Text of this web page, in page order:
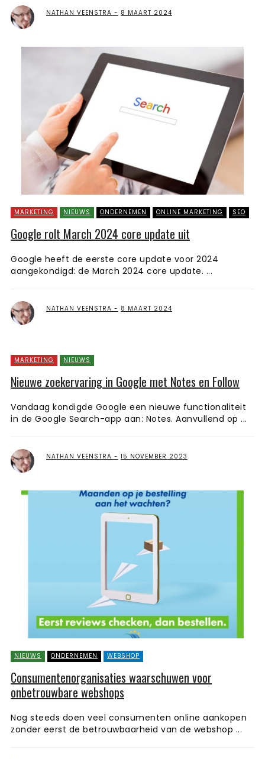
NATHAN VEENSTRA 8 MAART 2024
MARKETING NIEUWS ONDERNEMEN ONLINE MARKETING SEO
Google rolt March 2024 core update uit
Google heeft de eerste core update voor 2024
aangekondigd: de March 2024 core update. ...
NATHAN VEENSTRA 8 MAART 2024
MARKETING NIEUWS
Nieuwe zoekervaring in Google met Notes en Follow
Vandaag kondigde Google een nieuwe functionaliteit
in de Google Search-app aan: Notes. Aanvullend op ...
NATHAN VEENSTRA 15 NOVEMBER 2023
NIEUWS ONDERNEMEN WEBSHOP
Consumentenorganisaties waarschuwen voor
onbetrouwbare webshops
Nog steeds doen veel consumenten online aankopen
zonder eerst de betrouwbaarheid van de webshop ...